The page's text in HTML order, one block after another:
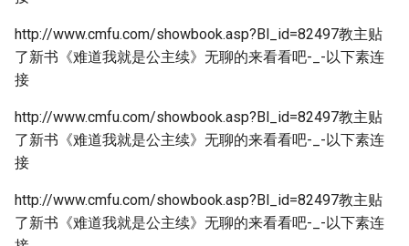
http://www.cmfu.com/showbook.asp?Bl_id=82497教主贴
了新书《难道我就是公主续》无聊的来看看吧-_-以下素连
接
http://www.cmfu.com/showbook.asp?Bl_id=82497教主贴
了新书《难道我就是公主续》无聊的来看看吧-_-以下素连
接
http://www.cmfu.com/showbook.asp?Bl_id=82497教主贴
了新书《难道我就是公主续》无聊的来看看吧-_-以下素连